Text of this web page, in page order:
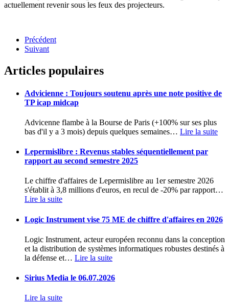
actuellement revenir sous les feux des projecteurs.
Précédent
Suivant
Articles populaires
Advicienne : Toujours soutenu après une note positive de
TP icap midcap
Advicenne flambe à la Bourse de Paris (+100% sur ses plus
bas d'il y a 3 mois) depuis quelques semaines… Lire la suite
Lepermislibre : Revenus stables séquentiellement par
rapport au second semestre 2025
Le chiffre d'affaires de Lepermislibre au 1er semestre 2026
s'établit à 3,8 millions d'euros, en recul de -20% par rapport…
Lire la suite
Logic Instrument vise 75 ME de chiffre d'affaires en 2026
Logic Instrument, acteur européen reconnu dans la conception
et la distribution de systèmes informatiques robustes destinés à
la défense et… Lire la suite
Sirius Media le 06.07.2026
Lire la suite